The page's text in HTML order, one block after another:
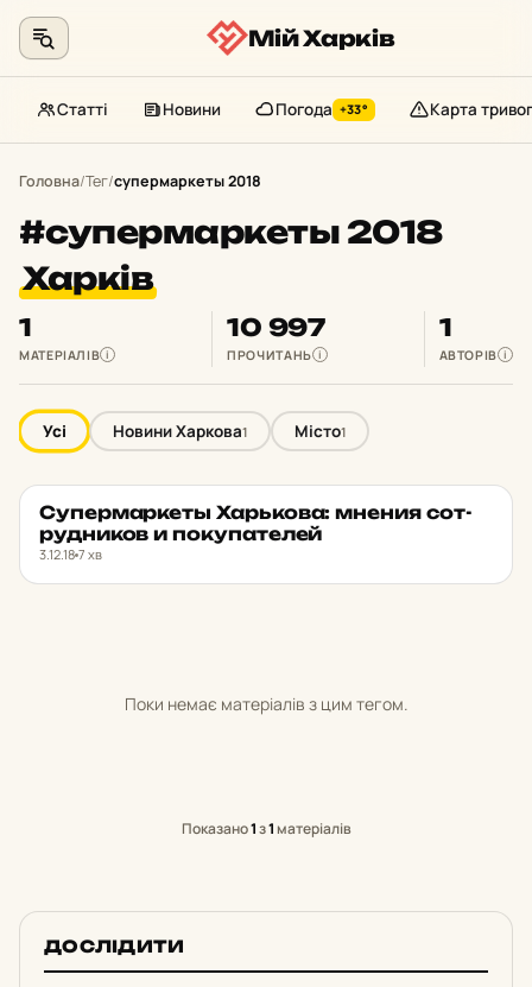
Мій Харків
Статті Новини Погода +33° Карта тривог
Головна/Тег/супермаркеты 2018
#супермаркеты 2018
Харків
1
МАТЕРІАЛІВ i
10 997
ПРОЧИТАНЬ i
1
АВТОРІВ i
Усі Новини Харкова1 Місто1
МІСТО ★ ОБРАНЕ
Су­пер­мар­кеты Харь­ко­ва: мнения сот­
руд­ни­ков и по­ку­па­те­лей
3.12.18 7 хв
Поки немає матеріалів з цим тегом.
Показано1з1матеріалів
ДОСЛІДИТИ